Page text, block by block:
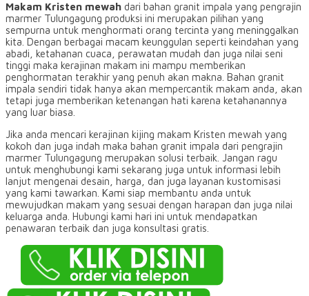
Makam Kristen mewah dari bahan granit impala yang pengrajin
marmer Tulungagung produksi ini merupakan pilihan yang
sempurna untuk menghormati orang tercinta yang meninggalkan
kita. Dengan berbagai macam keunggulan seperti keindahan yang
abadi, ketahanan cuaca, perawatan mudah dan juga nilai seni
tinggi maka kerajinan makam ini mampu memberikan
penghormatan terakhir yang penuh akan makna. Bahan granit
impala sendiri tidak hanya akan mempercantik makam anda, akan
tetapi juga memberikan ketenangan hati karena ketahanannya
yang luar biasa.
Jika anda mencari kerajinan kijing makam Kristen mewah yang
kokoh dan juga indah maka bahan granit impala dari pengrajin
marmer Tulungagung merupakan solusi terbaik. Jangan ragu
untuk menghubungi kami sekarang juga untuk informasi lebih
lanjut mengenai desain, harga, dan juga layanan kustomisasi
yang kami tawarkan. Kami siap membantu anda untuk
mewujudkan makam yang sesuai dengan harapan dan juga nilai
keluarga anda. Hubungi kami hari ini untuk mendapatkan
penawaran terbaik dan juga konsultasi gratis.